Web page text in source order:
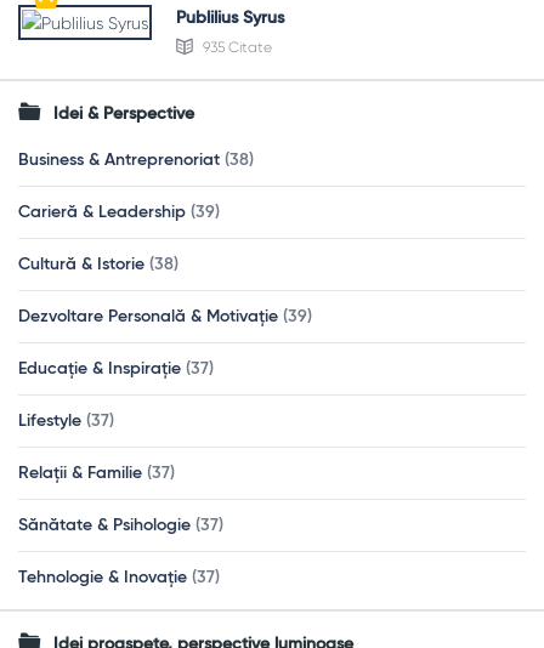
Publilius Syrus
935 Citate
Idei & Perspective
Business & Antreprenoriat (38)
Carieră & Leadership (39)
Cultură & Istorie (38)
Dezvoltare Personală & Motivație (39)
Educație & Inspirație (37)
Lifestyle (37)
Relații & Familie (37)
Sănătate & Psihologie (37)
Tehnologie & Inovație (37)
Idei proaspete, perspective luminoase